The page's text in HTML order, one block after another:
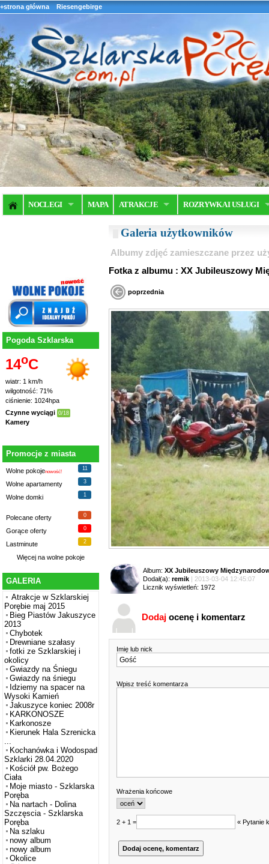
+strona główna Riesengebirge
NOCLEGI MAPA ATRAKCJE ROZRYWKA I USŁUGI
Pogoda Szklarska
14oC
wiatr: 1 km/h
wilgotność: 71%
ciśnienie: 1024hpa
Czynne wyciągi 0/18
Kamery
Promocje z miasta
Wolne pokojenowość!
11
Wolne apartamenty 3
Wolne domki 1
Polecane oferty 0
Gorące oferty 0
Lastminute 2
Więcej na wolne pokoje
GALERIA
Atrakcje w Szklarskiej
Porębie maj 2015
Bieg Piastów Jakuszyce
2013
Chybotek
Drewniane szałasy
fotki ze Szklarskiej i
okolicy
Gwiazdy na Śniegu
Gwiazdy na śniegu
Idziemy na spacer na
Wysoki Kamień
Jakuszyce koniec 2008r
KARKONOSZE
Karkonosze
Kierunek Hala Szrenicka
...
Kochanówka i Wodospad
Szklarki 28.04.2020
Kościół pw. Bożego
Ciała
Moje miasto - Szklarska
Poręba
Na nartach - Dolina
Szczęscia - Szklarska
Poręba
Na szlaku
nowy album
nowy album
Okolice
Galeria użytkowników
Albumy zdjęć zamieszczane przez
Fotka z albumu : XX
poprzednia
Album: XX Jubileuszowy
Dodał(a): remik | 2013-03-04 12:45:07
Licznik wyświetleń: 1972
Dodaj ocenę i komentarz
Imię lub nick
Wpisz treść komentarza
Wrażenia końcowe
2 + 1 = « Pytanie